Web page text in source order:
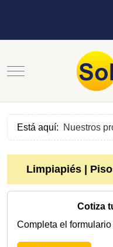
Mobile Menu Toggle
Está aquí: Nuestros
Limpiapiés |
Cotiza
Completa el